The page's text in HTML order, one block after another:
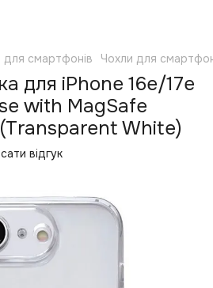
для смартфонів Чохли для
для iPhone 16e/17e
with MagSafe
White)
відгук